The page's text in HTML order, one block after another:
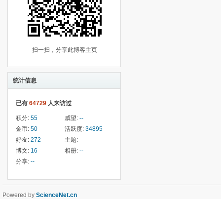
扫一扫，分享此博客主页
统计信息
已有 64729 人来访过
积分: 55 威望: --
金币: 50 活跃度: 34895
好友: 272 主题: --
博文: 16 相册: --
分享: --
Powered by ScienceNet.cn